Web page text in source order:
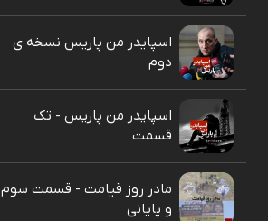
اسپایدر من پاریس نسخه ی
دوم
اسپایدر من پاریس - تک
قسمت
مادر روز قیامت - قسمت سوم
و پایانی